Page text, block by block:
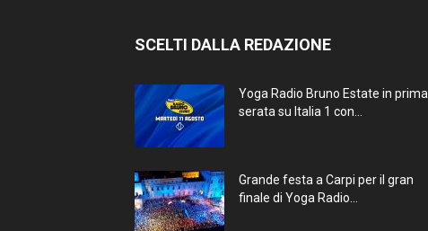
SCELTI DALLA REDAZIONE
Yoga Radio Bruno Estate in prima
serata su Italia 1 con...
Grande festa a Carpi per il gran
finale di Yoga Radio...